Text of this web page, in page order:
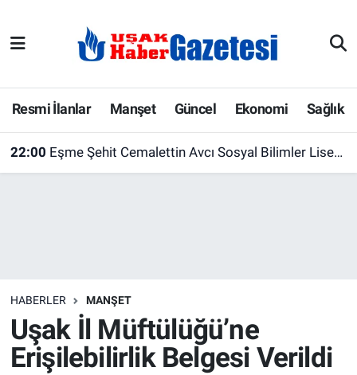
Resmi İlanlar Manşet Güncel Ekonomi Sağlık
22:00 Eşme Şehit Cemalettin Avcı Sosyal Bilimler Lisesi Yeni Eğitim Yılına Hazır
HABERLER MANŞET
Uşak İl Müftülüğü’ne
Erişilebilirlik Belgesi Verildi
E-Gazete
Ekonomi
Köşe Yazarları
Kültür Sanat
Uşak Hava Durumu
Uşak Trafik Yoğunluk Haritası